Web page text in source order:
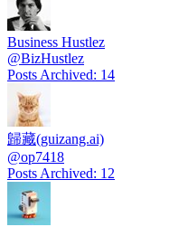
Business Hustlez
@BizHustlez
Posts Archived: 14
歸藏(guizang.ai)
@op7418
Posts Archived: 12